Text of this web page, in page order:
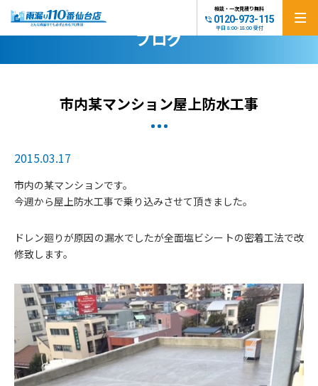
相談・一次見積り無料
0120-973-115
平日 8:00-18:00 受付
ブログ
市内某マンション屋上防水工事
2015.03.17
市内の某マンションです。
今週から屋上防水工事で乗り込みさせて頂きました。
ドレン廻りが原因の漏水でしたが全面塩ビシートの密着工法で改
修致します。